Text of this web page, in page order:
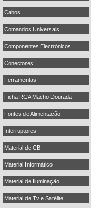
Cabos
Comandos Universais
Componentes Electrónicos
Conectores
Ferramentas
Ficha RCA Macho Dourada
Fontes de Alimentação
Interruptores
Material de CB
Material Informático
Material de Iluminação
Material de Tv e Satélite